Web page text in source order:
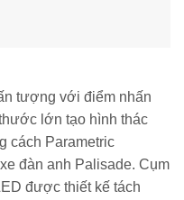
tượng với điểm nhấn
lớn tạo hình thác
cách Parametric
đàn anh Palisade. Cụm
được thiết kế tách